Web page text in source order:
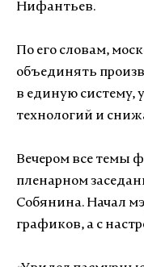
Нифантьев.
По его словам,
объединять
в единую систему,
технологий и
Вечером все темы
пленарном
Собянина. Начал
графиков, а с